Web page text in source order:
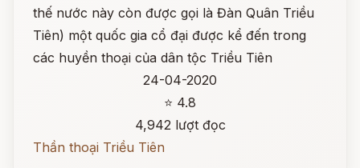
thế nước này còn được gọi là Đàn Quân Triều
Tiên) một quốc gia cổ đại được kể đến trong
các huyền thoại của dân tộc Triều Tiên
24-04-2020
⭐ 4.8
4,942 lượt đọc
Thần thoại Triều Tiên